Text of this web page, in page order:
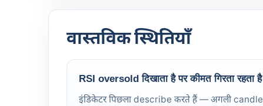
वास्तविक स्थितियाँ
RSI oversold दिखाता है पर कीमत गिरता रहता है
इंडिकेटर पिछला describe करते हैं — अगली candle